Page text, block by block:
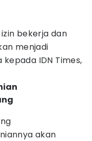
bekerja dan
menjadi
IDN Times,
akan